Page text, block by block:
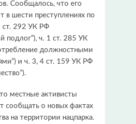
Сообщалось, что его
в шести преступлениях по
ст. 292 УК РФ
подлог”), ч. 1 ст. 285 УК
должностными
и ч. 3, 4 ст. 159 УК РФ
местные активисты
сообщать о новых фактах
на территории нацпарка.